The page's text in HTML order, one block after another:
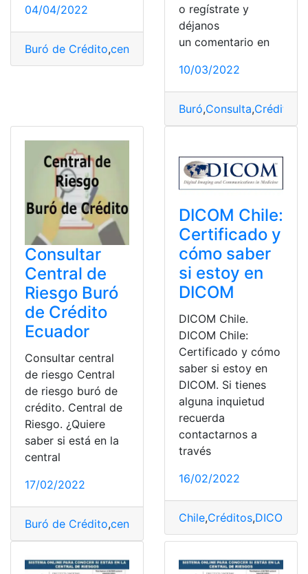
04/04/2022
Buró de Crédito,central de riesgo,Consulta,Consulta
o regístrate y
déjanos
un comentario en
10/03/2022
Buró,Consulta,Créditos
Consultar
Central de
Riesgo Buró
de Crédito
Ecuador
Consultar central
de riesgo Central
de riesgo buró de
crédito. Central de
Riesgo. ¿Quiere
saber si está en la
central
17/02/2022
Buró de Crédito,central de riesgo,Consulta,Consulta
DICOM Chile:
Certificado y
cómo saber
si estoy en
DICOM
DICOM Chile.
DICOM Chile:
Certificado y cómo
saber si estoy en
DICOM. Si tienes
alguna inquietud
recuerda
contactarnos a
través
16/02/2022
Chile,Créditos,DICOM